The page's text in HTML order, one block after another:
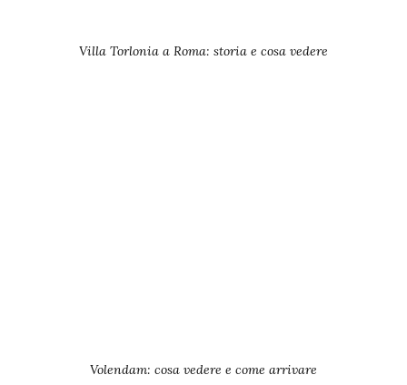
Villa Torlonia a Roma: storia e cosa vedere
Volendam: cosa vedere e come arrivare